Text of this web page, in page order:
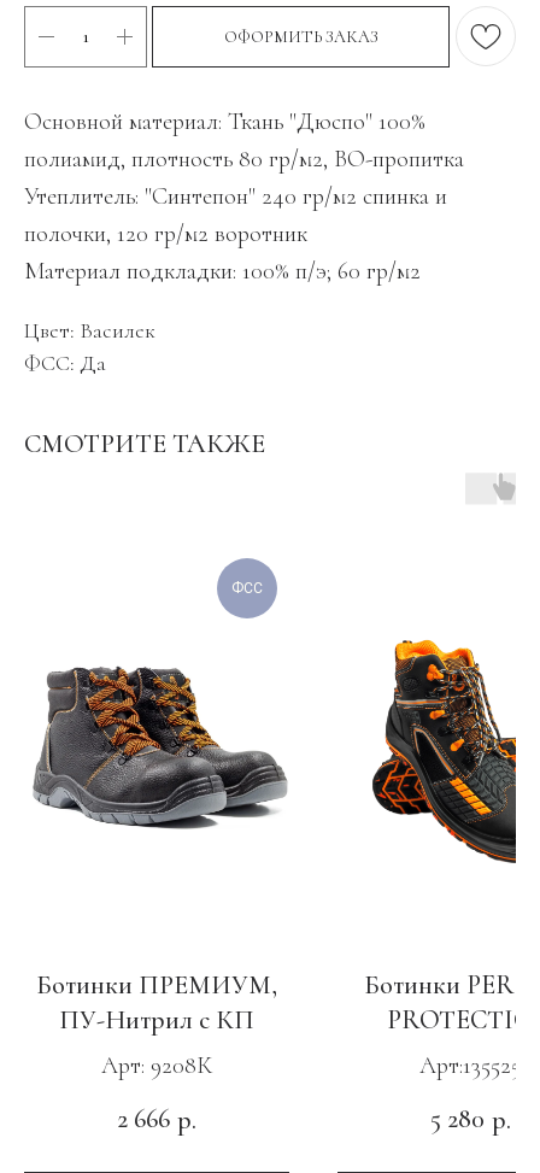
ОФОРМИТЬ ЗАКАЗ
Основной материал: Ткань "Дюспо" 100%
полиамид, плотность 80 гр/м2, ВО-пропитка
Утеплитель: "Синтепон" 240 гр/м2 спинка и
полочки, 120 гр/м2 воротник
Материал подкладки: 100% п/э; 60 гр/м2
Цвет: Василек
ФСС: Да
СМОТРИТЕ ТАКЖЕ
ФСС
Ботинки ПРЕМИУМ,
ПУ-Нитрил с КП
Арт: 9208К
2 666 р.
Ботинки
Premium
Кевлар, ПУ-
КП и АС
Арт:135525
5 280 р.